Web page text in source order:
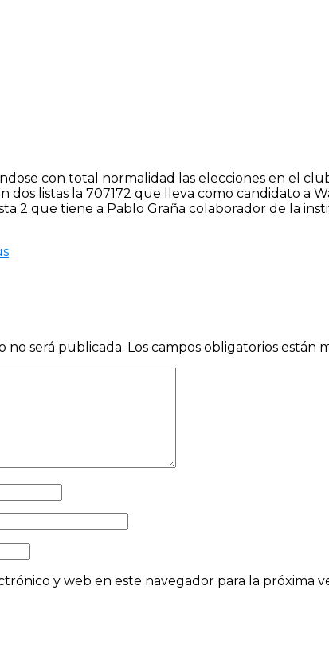
con total normalidad las elecciones en el
dos listas la 707172 que lleva como candidato a
2 que tiene a Pablo Graña colaborador de la
no será publicada. Los campos obligatorios están
y web en este navegador para la próxima